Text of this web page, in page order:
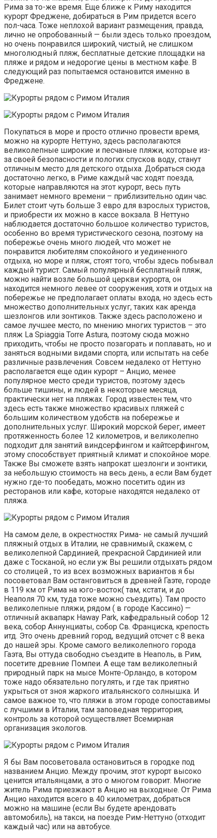
Рима за то-же время. Еще ближе к Риму находится
курорт Фреджене, добираться в Рим придется всего
пол-часа. Тоже неплохой вариант размещения, правда,
лично не опробованный — были здесь только проездом,
но очень понравился широкий, чистый, не слишком
многолюдный пляж, бесплатные детские площадки на
пляже и рядом и недорогие цены в местном кафе. В
следующий раз попытаемся остановится именно в
Фреджене.
Покупаться в море и просто отлично провести время,
можно на курорте Неттуно, здесь располагаются
великолепные широкие и песчаные пляжи, которые из-
за своей безопасности и пологих спусков воду, станут
отличным место для детского отдыха. Добраться сюда
достаточно легко, в Риме каждый час ходят поезда,
которые направляются на этот курорт, весь путь
занимает немного времени – приблизительно один час.
Билет стоит чуть больше 3 евро для взрослых туристов,
и приобрести их можно в кассе вокзала. В Неттуно
наблюдается достаточно большое количество туристов,
особенно во время туристического сезона, поэтому на
побережье очень много людей, что может не
понравится любителям спокойного и уединенного
отдыха, но море и пляж, стоят того, чтобы здесь побывал
каждый турист. Самый популярный бесплатный пляж,
можно найти возле большой церкви курорта, он
находится немного левее от сооружения, хотя и отдых на
побережье не предполагает оплаты входа, но здесь есть
множество дополнительных услуг, таких как аренда
шезлонгов или зонтиков. Также здесь расположено и
самое лучшее место, по мнению многих туристов – это
пляж La Spiaggia Torre Astura, поэтому сюда можно
приходить, чтобы не просто позагорать и поплавать, но и
заняться водными видами спорта, или испытать на себе
различные развлечения. Совсем недалеко от Неттуно
располагается еще один курорт – Анцио, менее
популярное место среди туристов, поэтому здесь
больше тишины, и людей в некоторые месяца,
практически нет на пляжах. Город известен тем, что
здесь есть также множество красивых пляжей с
большим количеством удобств на побережье и
дополнительных услуг. Широкий морской берег, имеет
протяженность более 12 километров, и великолепно
подходит для занятий виндсерфингом и кайтсерфингом,
этому способствует приятный климат и спокойное море.
Также Вы сможете взять напрокат шезлонги и зонтики,
за небольшую стоимость на весь день, а если Вам будет
нужно где-то пообедать, можно посетить один из
ресторанов или кафе, которые находятся недалеко от
пляжа.
На самом деле, в окрестностях Рима- не самый лучший
пляжный отдых в Италии, не сравнимый, скажем, с
великолепной Сардинией, прекрасной Сардинией или
даже с Тосканой, но если уж Вы решили отдыхать рядом
со столицей , то из всех возможных вариантов я бы
посоветовал Вам останговиться в древней Гаэте, городе
в 119 км от Рима на юго-восток( там, кстати, и до
Неаполя 70 км, туда тоже можно съездить). Там просто
великолепные пляжи, рядом ( в городе Кассино) —
отличный аквапарк Haway Park, кафедральный собор 12
века, собор Аннунциаты, собор Св. Франциска, крепость
итд. Это очень древний город, ведущий отсчет с 8 века
до нашей эры. Кроме самого великолепного города
Гаэта, Вы оттуда свободно съездите в Неаполь, в Рим,
посетите древние Помпеи. А еще там великолепный
природный парк на мысе Монте-Орландо, в котором
тоже надо обязательно погулять, и где так приятно
укрыться от зноя жаркого итальянского солнышка. И
самое важное то, что пляжи в этом городе сопоставимы
с лучшими в Италии, там заповедная территория,
контроль за которой осуществляет Всемирная
организация экологов.
Я бы Вам посоветовала остановиться в городке под
названием Анцио. Между прочим, этот курорт высоко
ценится итальянцами, а это о многом говорит. Многие
житель Рима приезжают в Анцио на выходные. От Рима
Анцио находится всего в 40 километрах, добраться
можно на машине (если Вы будете арендовать
автомобиль), на такси, на поезде Рим-Неттуно (отходит
каждый час) или на автобусе.